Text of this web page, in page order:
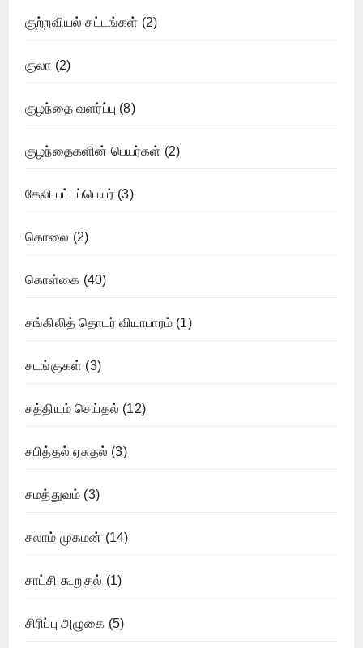
குற்றவியல் சட்டங்கள் (2)
குலா (2)
குழந்தை வளர்ப்பு (8)
குழந்தைகளின் பெயர்கள் (2)
கேலி பட்டப்பெயர் (3)
கொலை (2)
கொள்கை (40)
சங்கிலித் தொடர் வியாபாரம் (1)
சடங்குகள் (3)
சத்தியம் செய்தல் (12)
சபித்தல் ஏசுதல் (3)
சமத்துவம் (3)
சலாம் முகமன் (14)
சாட்சி கூறுதல் (1)
சிரிப்பு அழுகை (5)